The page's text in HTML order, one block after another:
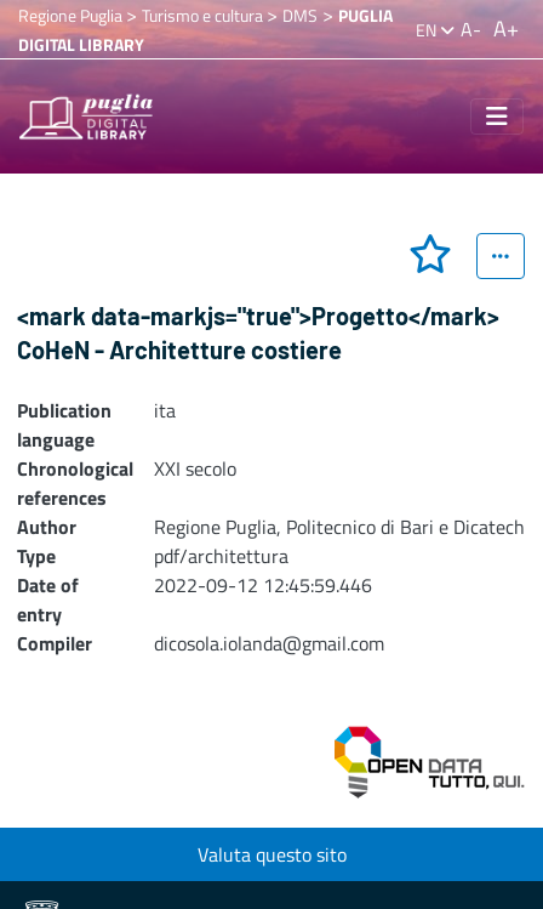
Regione Puglia> Turismo e cultura>DMS > PUGLIA
DIGITAL LIBRARY
EN A- A+
<mark data-markjs="true">Progetto</mark>
CoHeN - Architetture costiere
Publication
language
ita
Chronological
references
XXI secolo
Author
Regione Puglia, Politecnico di Bari e Dicatech
Type
pdf/architettura
Date of
entry
2022-09-12 12:45:59.446
Compiler
dicosola.iolanda@gmail.com
Valuta questo sito